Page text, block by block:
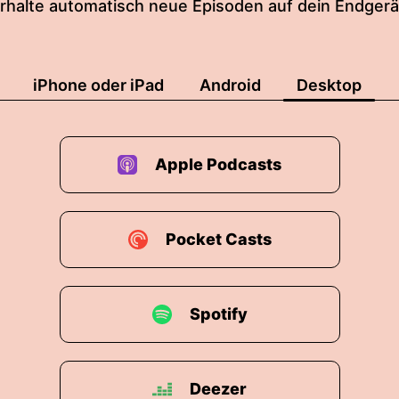
automatisch neue Episoden auf dein
iPhone oder iPad Android Desktop
Apple Podcasts
Pocket Casts
Spotify
Deezer